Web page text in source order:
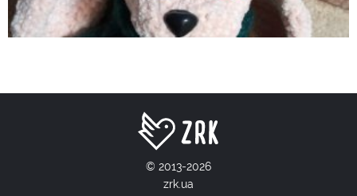
© 2013-2026
zrk.ua